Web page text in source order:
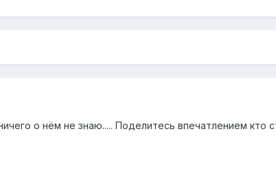
о нём не знаю..... Поделитесь впечатлением кто